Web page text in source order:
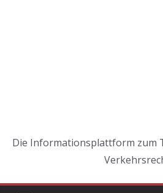
Die Informationsplattform zum